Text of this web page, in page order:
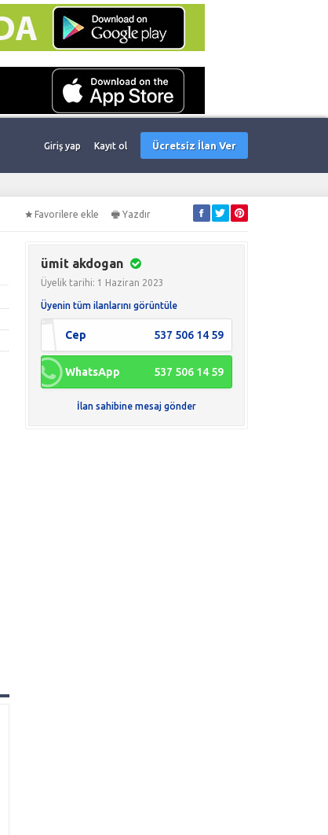
Giriş yap Kayıt ol Ücretsiz İlan Ver
Favorilere ekle Yazdır
ümit akdogan
Üyelik tarihi: 1 Haziran 2023
Üyenin tüm ilanlarını görüntüle
Cep 537 506 14 59
WhatsApp 537 506 14 59
İlan sahibine mesaj gönder